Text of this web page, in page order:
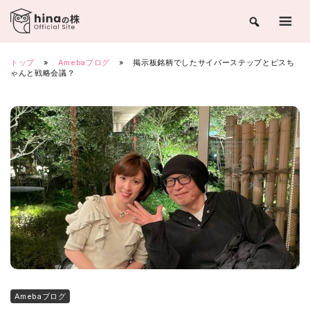
Skip
content
トップ » Amebaブログ »
掲示板銘柄でしたサイバーステップとピスち
ゃんと戦略会議？
Amebaブログ